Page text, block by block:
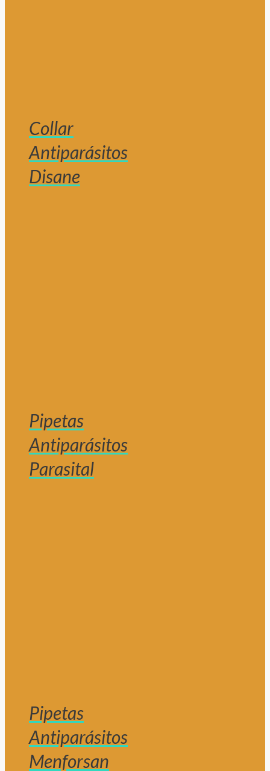
Collar
Antiparásitos
Disane
Pipetas
Antiparásitos
Parasital
Pipetas
Antiparásitos
Menforsan